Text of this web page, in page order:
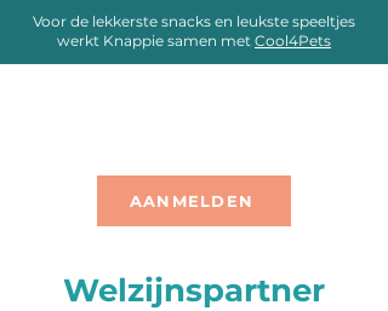
Voor de lekkerste snacks en leukste speeltjes
werkt Knappie samen met Cool4Pets
AANMELDEN
Welzijnspartner